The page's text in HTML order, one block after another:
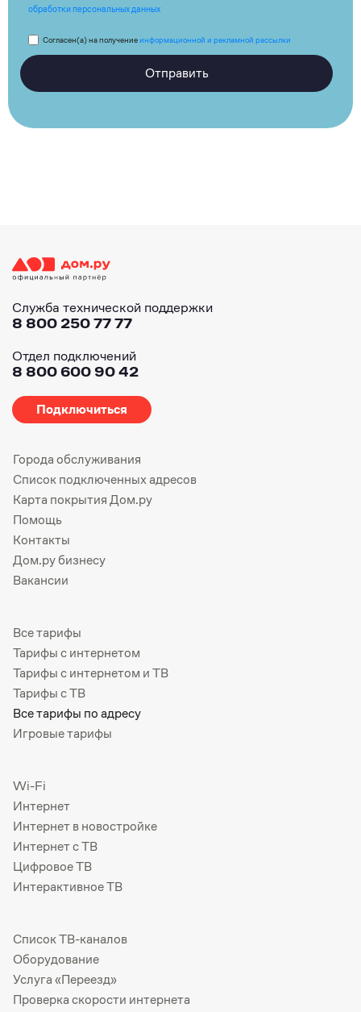
обработки персональных данных
Согласен(а) на получениеинформационной и рекламной рассылки
Отправить
Служба технической поддержки
8 800 250 77 77
Отдел подключений
8 800 600 90 42
Подключиться
Города обслуживания
Список подключенных адресов
Карта покрытия Дом.ру
Помощь
Контакты
Дом.ру бизнесу
Вакансии
Все тарифы
Тарифы с интернетом
Тарифы с интернетом и ТВ
Тарифы с ТВ
Все тарифы по адресу
Игровые тарифы
Wi-Fi
Интернет
Интернет в новостройке
Интернет с ТВ
Цифровое ТВ
Интерактивное ТВ
Список ТВ-каналов
Оборудование
Услуга «Переезд»
Проверка скорости интернета